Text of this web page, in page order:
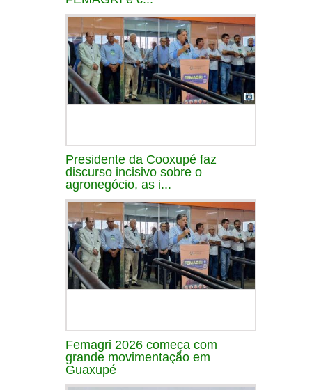
Presidente da Cooxupé faz
discurso incisivo sobre o
agronegócio, as i...
Femagri 2026 começa com
grande movimentação em
Guaxupé